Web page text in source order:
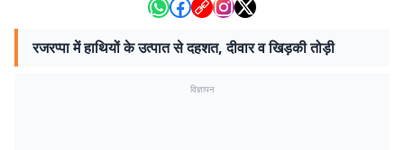
रजरप्पा में हाथियों के उत्पात से दहशत, दीवार व खिड़की तोड़ी
विज्ञापन